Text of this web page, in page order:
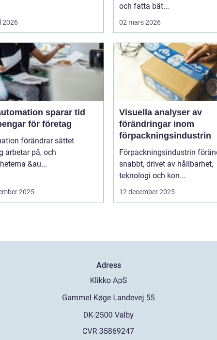
2026
och fatta bät...
02 mars 2026
sparar tid
för företag
förändrar sättet
arbetar på, och
&au...
2025
Visuella analyser av
förändringar inom
förpackningsindustrin
Förpackningsindustrin
snabbt, drivet av hållbarhet,
teknologi och kon...
12 december 2025
Adress